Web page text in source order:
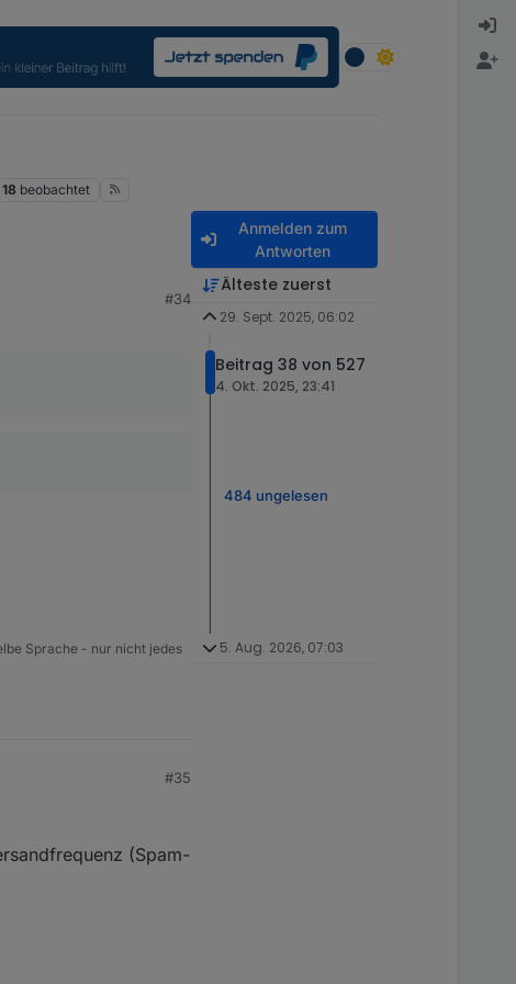
18 beobachtet
#34
Sprache - nur nicht jedes
#35
(Spam-
Anmelden zum
Antworten
Älteste zuerst
29. Sept. 2025, 06:02
Beitrag 38 von 527
4. Okt. 2025, 23:41
484 ungelesen
5. Aug. 2026, 07:03